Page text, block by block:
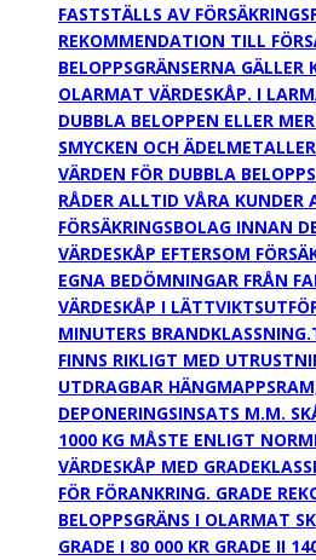
FASTSTÄLLS AV
REKOMMENDATION TILL
BELOPPSGRÄNSERNA
OLARMAT VÄRDESKÅP. I
DUBBLA BELOPPEN ELLER
SMYCKEN OCH
VÄRDEN FÖR DUBBLA
RÅDER ALLTID VÅRA
FÖRSÄKRINGSBOLAG INNAN
VÄRDESKÅP EFTERSOM
EGNA BEDÖMNINGAR FRÅN
VÄRDESKÅP I
MINUTERS
FINNS RIKLIGT MED
UTDRAGBAR
DEPONERINGSINSATS M.M.
1000 KG MÅSTE ENLIGT
VÄRDESKÅP MED
FÖR FÖRANKRING. GRADE
BELOPPSGRÄNS I OLARMAT
GRADE I 80 000 KR GRADE II